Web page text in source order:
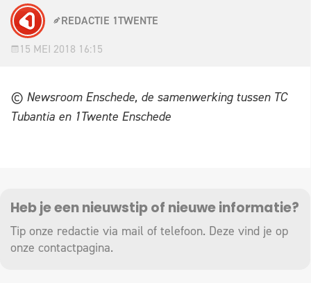
REDACTIE 1TWENTE
15 MEI 2018 16:15
© Newsroom Enschede, de samenwerking tussen TC
Tubantia en 1Twente Enschede
Heb je een nieuwstip of nieuwe informatie?
Tip onze redactie via mail of telefoon. Deze vind je op
onze contactpagina.